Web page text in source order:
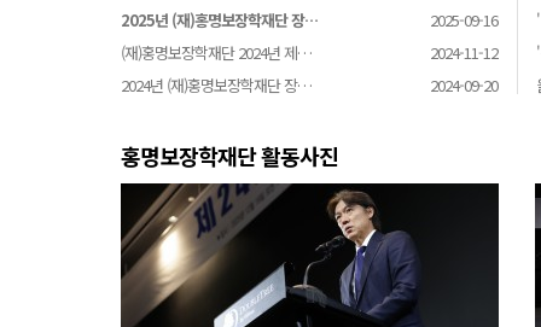
2025년 (재)홍명보장학재단 장…
2025-09-16
(재)홍명보장학재단 2024년 제…
2024-11-12
2024년 (재)홍명보장학재단 장…
2024-09-20
홍명보장학재단 활동사진